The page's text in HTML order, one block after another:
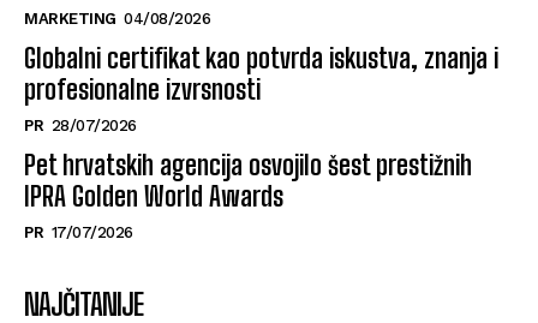
MARKETING 04/08/2026
Globalni certifikat kao potvrda iskustva, znanja i
profesionalne izvrsnosti
PR 28/07/2026
Pet hrvatskih agencija osvojilo šest prestižnih
IPRA Golden World Awards
PR 17/07/2026
NAJČITANIJE